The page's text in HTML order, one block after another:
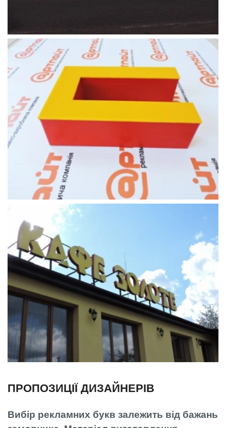
ПРОПОЗИЦІЇ ДИЗАЙНЕРІВ
Вибір рекламних букв залежить від бажань